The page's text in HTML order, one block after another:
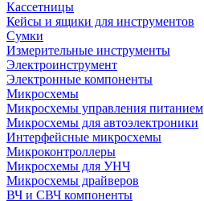
Кассетницы
Кейсы и ящики для инструментов
Сумки
Измерительные инструменты
Электроинструмент
Электронные компоненты
Микросхемы
Микросхемы управления питанием
Микросхемы для автоэлектроники
Интерфейсные микросхемы
Микроконтроллеры
Микросхемы для УНЧ
Микросхемы драйверов
ВЧ и СВЧ компоненты